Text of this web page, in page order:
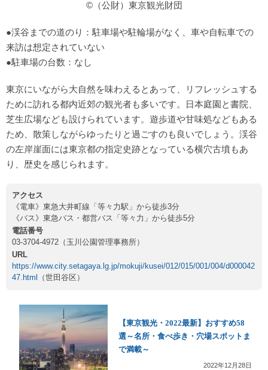
©（公財）東京観光財団
●渓谷までの道のり：駐車場や駐輪場がなく、車や自転車での
来訪は想定されていない
●駐車場の台数：なし
東京にいながら大自然を味わえるとあって、リフレッシュする
ために訪れる都内近郊の観光者も多いです。日本庭園と書院、
芝生広場なども設けられています。遊歩道や甘味処などもある
ため、散策しながらゆったりと過ごすのも良いでしょう。渓谷
の左岸崖面には東京都の指定史跡となっている横穴古墳もあ
り、歴史を感じられます。
アクセス
《電車》東急大井町線「等々力駅」から徒歩3分
《バス》東急バス・都営バス「等々力」から徒歩5分
電話番号
03-3704-4972（玉川公園管理事務所）
URL
https://www.city.setagaya.lg.jp/mokuji/kusei/012/015/001/004/d000042
47.html （世田谷区）
【東京観光・2022最新】おすすめ58
選～名所・食べ歩き・穴場スポットま
で満載～
2022年12月28日